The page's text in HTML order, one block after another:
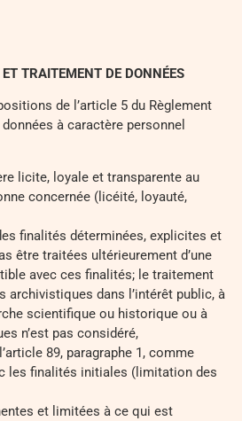
TRAITEMENT DE DONNÉES
de l’article 5 du Règlement
à caractère personnel
licite, loyale et transparente au
concernée (licéité, loyauté,
finalités déterminées, explicites et
être traitées ultérieurement d’une
avec ces finalités; le traitement
archivistiques dans l’intérêt public, à
scientifique ou historique ou à
n’est pas considéré,
89, paragraphe 1, comme
les finalités initiales (limitation des
et limitées à ce qui est